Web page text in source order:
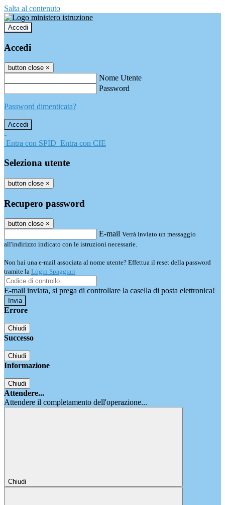
Salta al contenuto
Accedi
Accedi
button close ×
Nome Utente
Password
Password dimenticata?
-
Entra con SPID Entra con CIE
Seleziona utente
button close ×
Recupero password
button close ×
E-mail Verrà inviato un messaggio
all'indirizzo indicato con le istruzioni necessarie.
Non hai una e-mail associata al nome utente? Effettua il reset della password
tramite la Login Spaggiari
E-mail inviata, si prega di controllare la casella di posta elettronica!
Errore
Chiudi
Successo
Chiudi
Informazione
Chiudi
Attendere...
Attendere il completamento dell'operazione...
Chiudi